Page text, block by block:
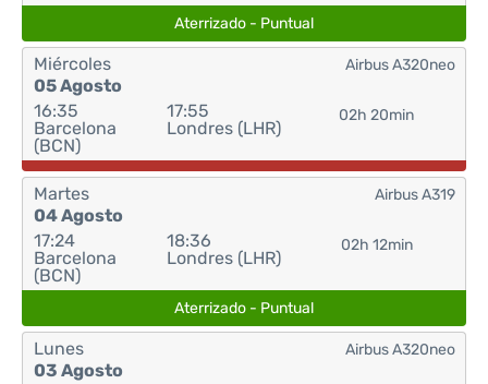
Aterrizado - Puntual
Miércoles
05 Agosto
16:35
Barcelona
(BCN)
17:55
Londres (LHR)
02h 20min
Airbus A320neo
Martes
04 Agosto
17:24
Barcelona
(BCN)
18:36
Londres (LHR)
02h 12min
Airbus A319
Aterrizado - Puntual
Lunes
03 Agosto
Airbus A320neo